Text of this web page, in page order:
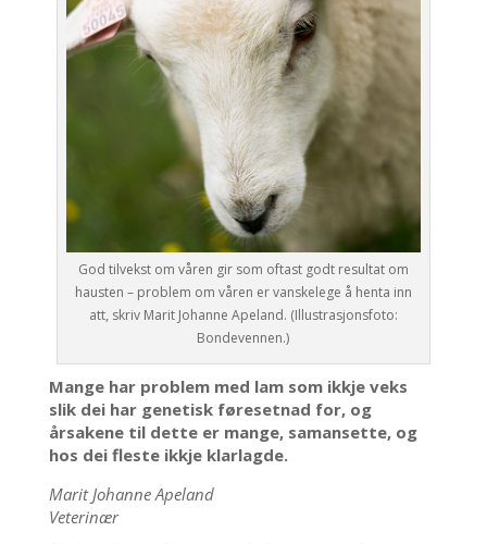
God tilvekst om våren gir som oftast godt resultat om
hausten – problem om våren er vanskelege å henta inn
att, skriv Marit Johanne Apeland. (Illustrasjonsfoto:
Bondevennen.)
Mange har problem med lam som ikkje veks
slik dei har genetisk føresetnad for, og
årsakene til dette er mange, samansette, og
hos dei fleste ikkje klarlagde.
Marit Johanne Apeland
Veterinær